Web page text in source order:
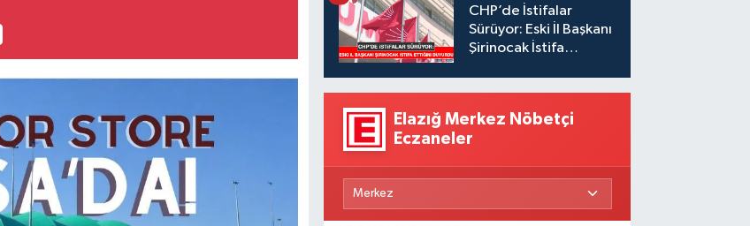
CHP’de İstifalar
Sürüyor: Eski İl Başkanı
Şirinocak İstifa
Elazığ Merkez Nöbetçi
Eczaneler